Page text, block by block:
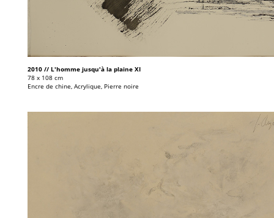
2010 // L'homme jusqu'à la plaine XI
78 x 108 cm
Encre de chine, Acrylique, Pierre noire